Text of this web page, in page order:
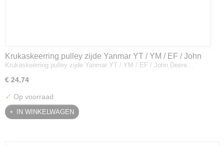
Krukaskeerring pulley zijde Yanmar YT / YM / EF / John
Deere - 119934-01800
Krukaskeerring pulley zijde Yanmar YT / YM / EF / John Deere…
€ 24,74
✓ Op voorraad
IN WINKELWAGEN